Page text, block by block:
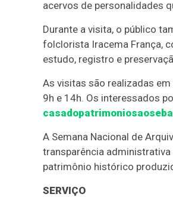
acervos de personalidades
Durante a visita, o público
folclorista Iracema França,
estudo, registro e
As visitas são realizadas
9h e 14h. Os interessados
A Semana Nacional de
transparência
patrimônio histórico
SERVIÇO